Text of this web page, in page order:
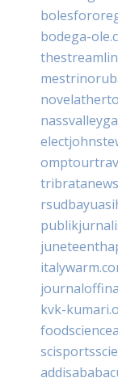
bodega-
kvk-